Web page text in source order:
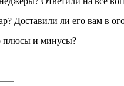
Доставили ли его вам в
плюсы и минусы?